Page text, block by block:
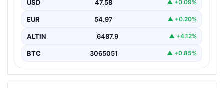
kapsamlı…
USD 47.58 ▲ +0.09%
EUR 54.97 ▲ +0.20%
ALTIN 6487.9 ▲ +4.12%
BTC 3065051 ▲ +0.85%